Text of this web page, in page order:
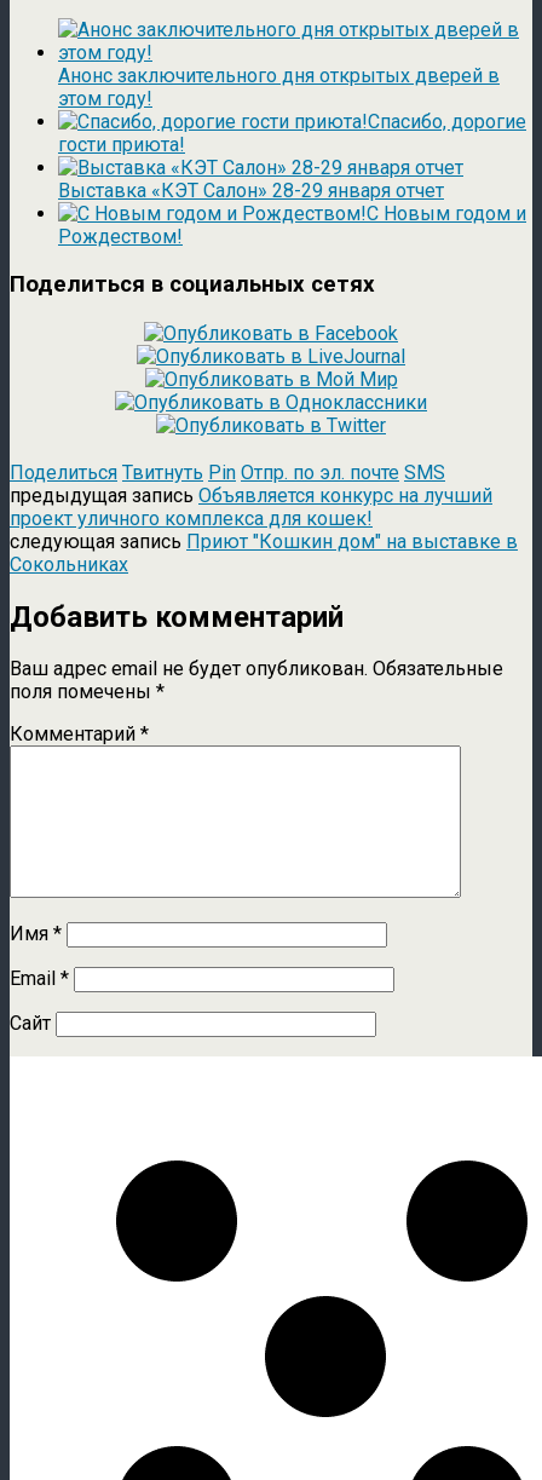
Анонс заключительного дня открытых дверей в
этом году!
Спасибо, дорогие
гости приюта!
Выставка «КЭТ Салон» 28-29 января отчет
С Новым годом и
Рождеством!
Поделиться в социальных сетях
Поделиться Твитнуть Pin Отпр. по эл. почте SMS
предыдущая запись Объявляется конкурс на лучший
проект уличного комплекса для кошек!
следующая запись Приют "Кошкин дом" на выставке в
Сокольниках
Добавить комментарий
Ваш адрес email не будет опубликован. Обязательные
поля помечены *
Комментарий *
Имя *
Email *
Сайт